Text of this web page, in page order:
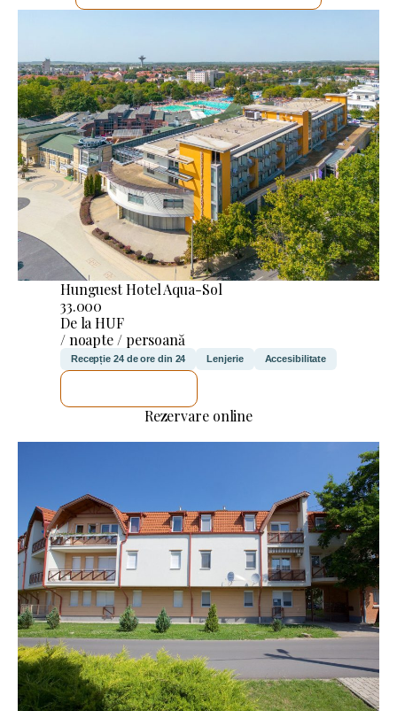
Hunguest Hotel Aqua-Sol
33.000
De la HUF
/ noapte / persoană
Recepție 24 de ore din 24 Lenjerie Accesibilitate
Rezervare online